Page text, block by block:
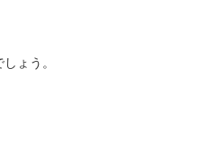
ょう。